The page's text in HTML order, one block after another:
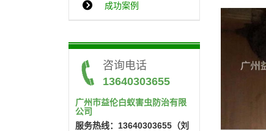
成功案例
咨询电话
13640303655
广州市益伦白蚁害虫防治有限
公司
服务热线：13640303655（刘